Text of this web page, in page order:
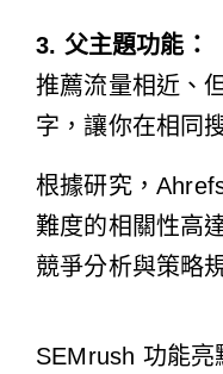
3. 父主題功能：
推薦流量相近、
字，讓你在相同
根據研究，
難度的相關性高
競爭分析與策略
SEMrush 功能亮